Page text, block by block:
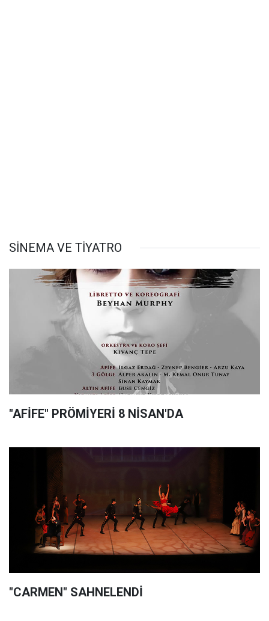
SİNEMA VE TİYATRO
"AFİFE" PRÖMİYERİ 8 NİSAN'DA
"CARMEN" SAHNELENDİ